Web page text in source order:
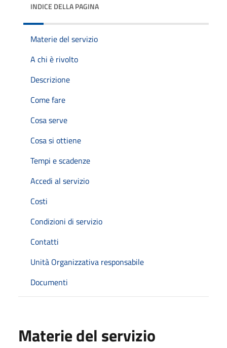
INDICE DELLA PAGINA
Materie del servizio
A chi è rivolto
Descrizione
Come fare
Cosa serve
Cosa si ottiene
Tempi e scadenze
Accedi al servizio
Costi
Condizioni di servizio
Contatti
Unità Organizzativa responsabile
Documenti
Materie del servizio